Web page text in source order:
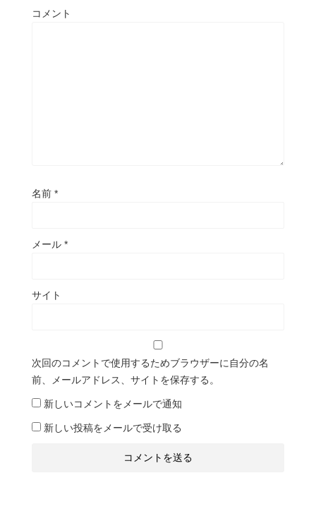
コメント
名前 *
メール *
サイト
次回のコメントで使用するためブラウザーに自分の名
前、メールアドレス、サイトを保存する。
新しいコメントをメールで通知
新しい投稿をメールで受け取る